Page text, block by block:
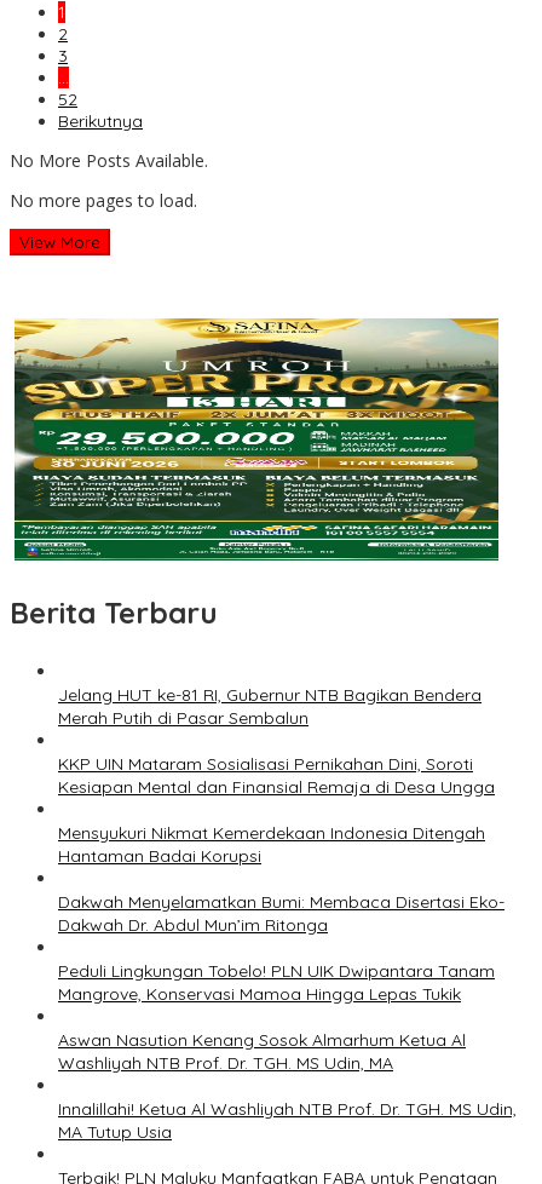
1
2
3
…
52
Berikutnya
No More Posts Available.
No more pages to load.
View More
Berita Terbaru
Jelang HUT ke-81 RI, Gubernur NTB Bagikan Bendera
Merah Putih di Pasar Sembalun
KKP UIN Mataram Sosialisasi Pernikahan Dini, Soroti
Kesiapan Mental dan Finansial Remaja di Desa Ungga
Mensyukuri Nikmat Kemerdekaan Indonesia Ditengah
Hantaman Badai Korupsi
Dakwah Menyelamatkan Bumi: Membaca Disertasi Eko-
Dakwah Dr. Abdul Mun’im Ritonga
Peduli Lingkungan Tobelo! PLN UIK Dwipantara Tanam
Mangrove, Konservasi Mamoa Hingga Lepas Tukik
Aswan Nasution Kenang Sosok Almarhum Ketua Al
Washliyah NTB Prof. Dr. TGH. MS Udin, MA
Innalillahi! Ketua Al Washliyah NTB Prof. Dr. TGH. MS Udin,
MA Tutup Usia
Terbaik! PLN Maluku Manfaatkan FABA untuk Penataan